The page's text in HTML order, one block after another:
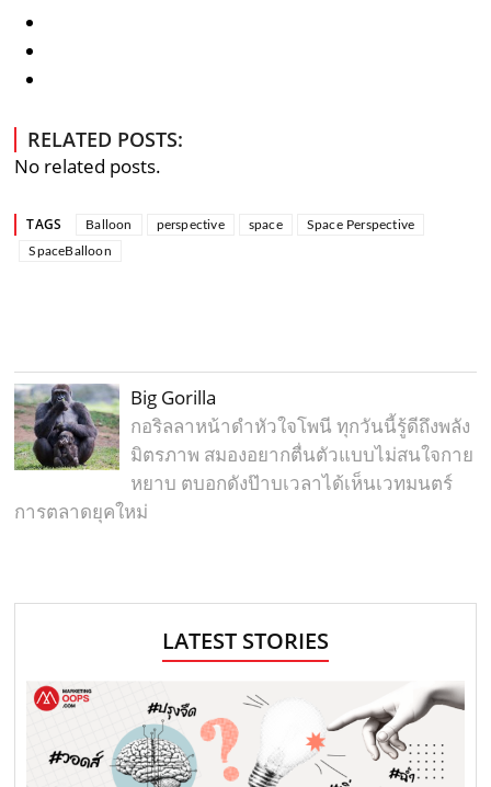
RELATED POSTS:
No related posts.
TAGS Balloon perspective space
Space Perspective
SpaceBalloon
Big Gorilla
กอริลลาหน้าดำหัวใจโพนี ทุกวันนี้รู้ดีถึงพลัง
มิตรภาพ สมองอยากตื่นตัวแบบไม่สนใจกาย
หยาบ ตบอกดังป๊าบเวลาได้เห็นเวทมนตร์
การตลาดยุคใหม่
LATEST STORIES